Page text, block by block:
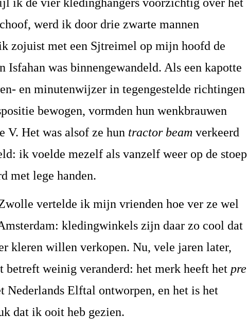
werd ik door drie zwarte mannen
zojuist met een Sjtreimel op mijn hoofd de
Isfahan was binnengewandeld. Als een kapotte
en minutenwijzer in tegengestelde richtingen
bewogen, vormden hun wenkbrauwen
V. Het was alsof ze hun tractor beam verkeerd
ik voelde mezelf als vanzelf weer op de stoep
met lege handen.
vertelde ik mijn vrienden hoe ver ze wel
kledingwinkels zijn daar zo cool dat
kleren willen verkopen. Nu, vele jaren later,
betreft weinig veranderd: het merk heeft het pre
Nederlands Elftal ontworpen, en het is het
dat ik ooit heb gezien.